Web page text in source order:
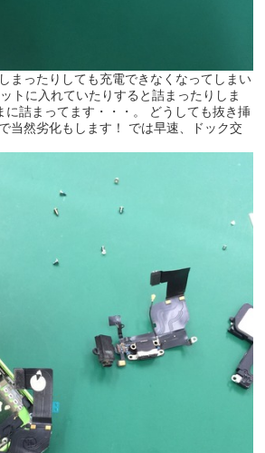
まったりしても充電できなくなってしまい
トに入れていたりすると詰まったりしま
詰まってます・・・。 どうしても抜き挿
当然劣化もします！ では早速、ドック交